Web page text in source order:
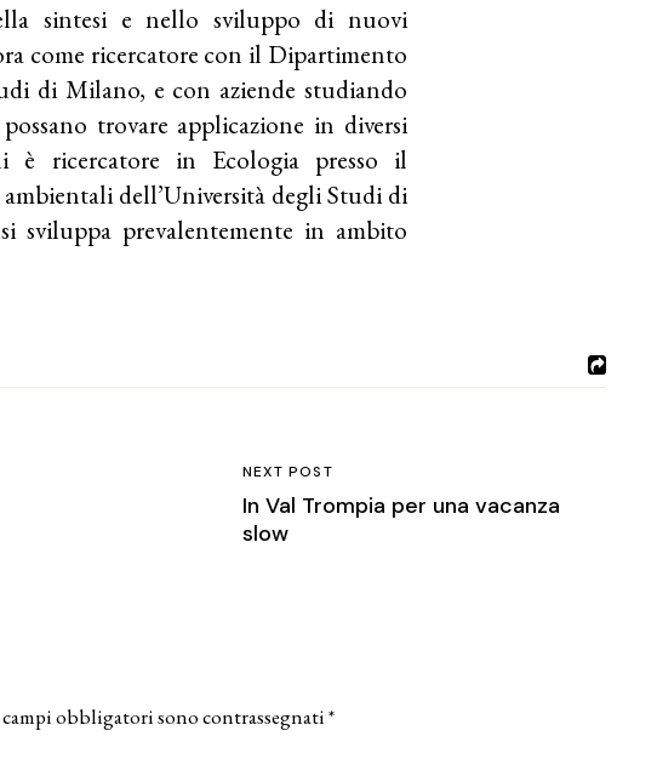
sintesi e nello sviluppo di nuovi
come ricercatore con il Dipartimento
di Milano, e con aziende studiando
trovare applicazione in diversi
è ricercatore in Ecologia presso il
dell’Università degli Studi di
prevalentemente in ambito
NEXT POST
In Val Trompia per una vacanza
slow
obbligatori sono contrassegnati*